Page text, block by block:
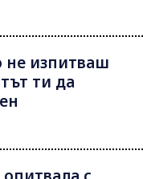
не изпитваш
ти да